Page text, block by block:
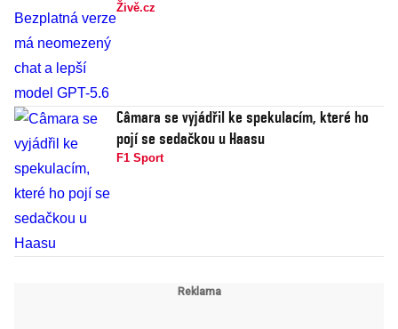
Živě.cz
Câmara se vyjádřil ke spekulacím, které ho
pojí se sedačkou u Haasu
F1 Sport